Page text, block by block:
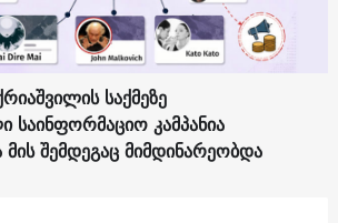
საქმეზე
კამპანია
შემდეგაც მიმდინარეობდა